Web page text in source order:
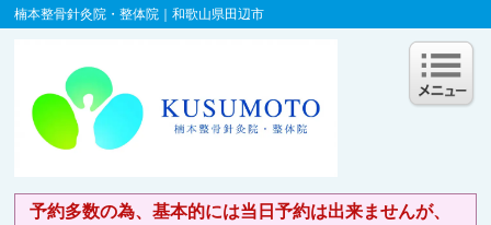
楠本整骨針灸院・整体院｜和歌山県田辺市
予約多数の為、基本的には当日予約は出来ませんが、